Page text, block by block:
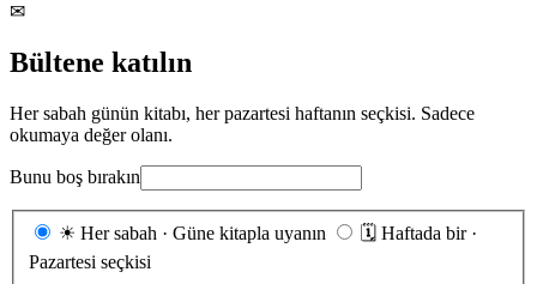
✉
Bültene katılın
Her sabah günün kitabı, her pazartesi haftanın seçkisi. Sadece
okumaya değer olanı.
Bunu boş bırakın
Gönderim
☀ Her sabah · Güne kitapla uyanın 🗓 Haftada bir ·
Pazartesi seçkisi